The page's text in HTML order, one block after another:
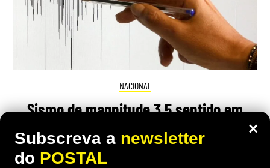
NACIONAL
Sismo de magnitude 3,5 sentido em
Ourique, Almodôvar e Santiago do
Cacém
×
Subscreva a newsletter
do POSTAL